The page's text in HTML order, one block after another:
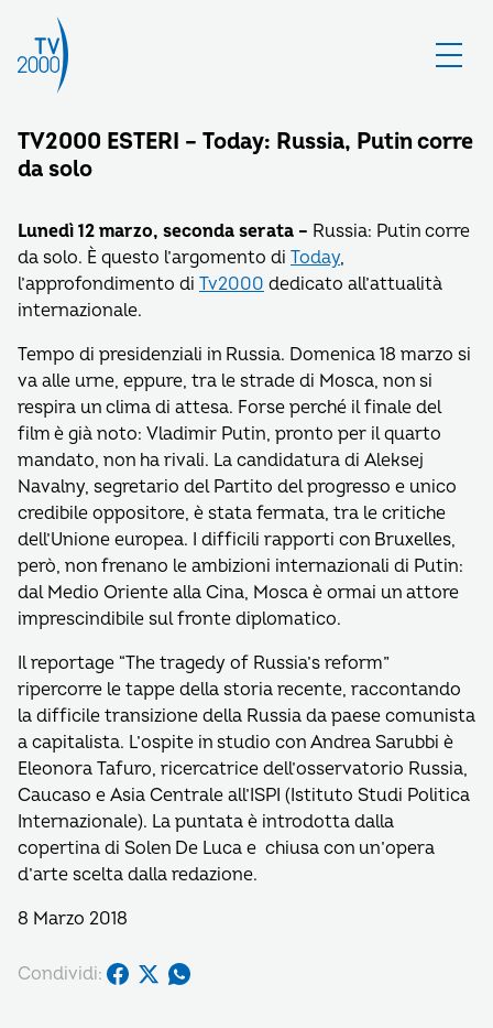
TV2000 ESTERI – Today: Russia, Putin corre
da solo
Lunedì 12 marzo, seconda serata – Russia: Putin corre
da solo. È questo l’argomento di Today,
l’approfondimento di Tv2000 dedicato all’attualità
internazionale.
Tempo di presidenziali in Russia. Domenica 18 marzo si
va alle urne, eppure, tra le strade di Mosca, non si
respira un clima di attesa. Forse perché il finale del
film è già noto: Vladimir Putin, pronto per il quarto
mandato, non ha rivali. La candidatura di Aleksej
Navalny, segretario del Partito del progresso e unico
credibile oppositore, è stata fermata, tra le critiche
dell’Unione europea. I difficili rapporti con Bruxelles,
però, non frenano le ambizioni internazionali di Putin:
dal Medio Oriente alla Cina, Mosca è ormai un attore
imprescindibile sul fronte diplomatico.
Il reportage “The tragedy of Russia’s reform”
ripercorre le tappe della storia recente, raccontando
la difficile transizione della Russia da paese comunista
a capitalista. L’ospite in studio con Andrea Sarubbi è
Eleonora Tafuro, ricercatrice dell’osservatorio Russia,
Caucaso e Asia Centrale all’ISPI (Istituto Studi Politica
Internazionale). La puntata è introdotta dalla
copertina di Solen De Luca e chiusa con un’opera
d’arte scelta dalla redazione.
8 Marzo 2018
Condividi: